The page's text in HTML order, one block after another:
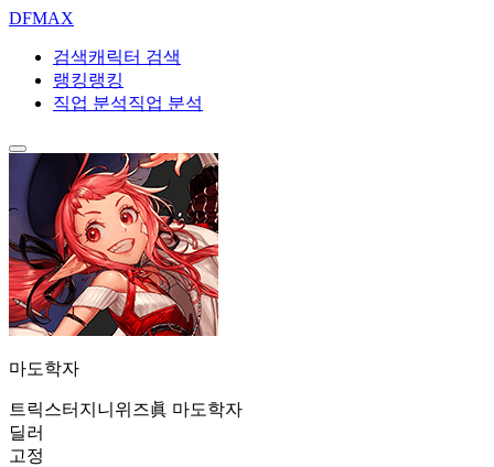
DFMAX
검색캐릭터 검색
랭킹랭킹
직업 분석직업 분석
마도학자
트릭스터 지니위즈眞 마도학자
딜러
고정